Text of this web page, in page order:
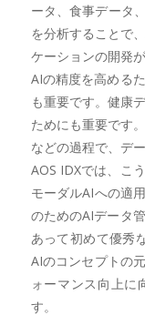
ータ、食事データ
を分析することで
ケーションの開発
AIの精度を高める
も重要です。健康
ためにも重要です
などの過程で、デ
AOS IDXでは、こ
モーダルAIへの適
のためのAIデータ
あって初めて優秀
AIのコンセプトの
ォーマンス向上に
す。